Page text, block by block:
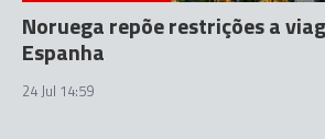
Noruega repõe restrições a
Espanha
24 Jul 14:59